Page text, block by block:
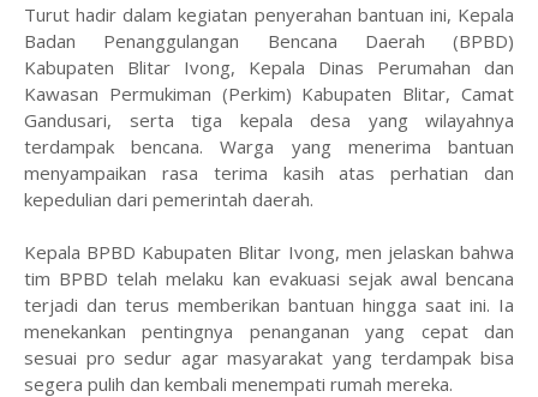
Turut hadir dalam kegiatan penyerahan bantuan ini, Kepala
Badan Penanggulangan Bencana Daerah (BPBD)
Kabupaten Blitar Ivong, Kepala Dinas Perumahan dan
Kawasan Permukiman (Perkim) Kabupaten Blitar, Camat
Gandusari, serta tiga kepala desa yang wilayahnya
terdampak bencana. Warga yang menerima bantuan
menyampaikan rasa terima kasih atas perhatian dan
kepedulian dari pemerintah daerah.
Kepala BPBD Kabupaten Blitar Ivong, men jelaskan bahwa
tim BPBD telah melaku kan evakuasi sejak awal bencana
terjadi dan terus memberikan bantuan hingga saat ini. Ia
menekankan pentingnya penanganan yang cepat dan
sesuai pro sedur agar masyarakat yang terdampak bisa
segera pulih dan kembali menempati rumah mereka.